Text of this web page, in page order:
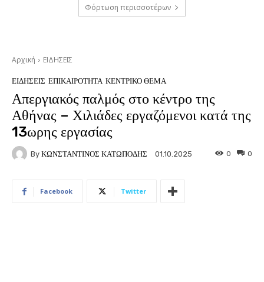
Φόρτωση περισσοτέρων